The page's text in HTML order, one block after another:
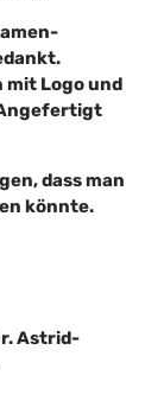
Logo und
dass man
könnte.
Astrid-